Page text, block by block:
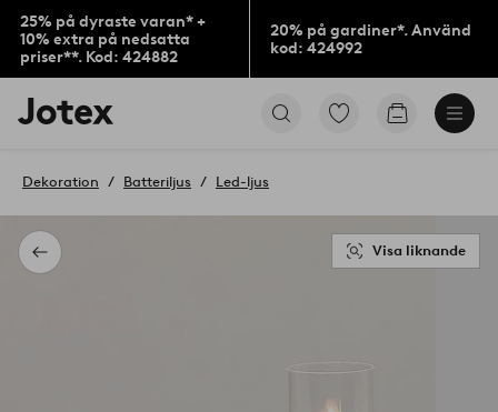
25% på dyraste varan* +
10% extra på nedsatta
priser**. Kod: 424882
20% på gardiner*. Använd
kod: 424992
Jotex
logotyp
till
Gå
Gå
Tillbaka
Dekoration Batteriljus Led-ljus
Visa liknande